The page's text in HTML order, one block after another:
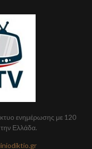
ενημέρωσης με 120
Ελλάδα.